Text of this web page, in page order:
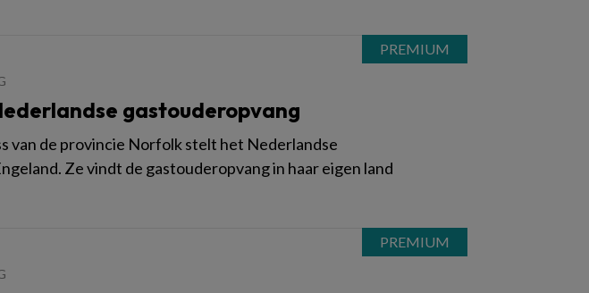
gastouderopvang
van de provincie Norfolk stelt het Nederlandse
Ze vindt de gastouderopvang in haar eigen land